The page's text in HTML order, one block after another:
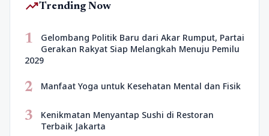
trending_upTrending Now
1
Gelombang Politik Baru dari Akar Rumput, Partai
Gerakan Rakyat Siap Melangkah Menuju Pemilu
2029
2 Manfaat Yoga untuk Kesehatan Mental dan Fisik
3
Kenikmatan Menyantap Sushi di Restoran
Terbaik Jakarta